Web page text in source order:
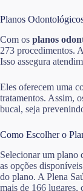
Planos
Com os planos
273 procedimentos.
Isso assegura
Eles oferecem uma
tratamentos. Assim,
bucal, seja
Como Escolher o
Selecionar um plano
as opções
do plano. A Plena
mais de 166 lugares,